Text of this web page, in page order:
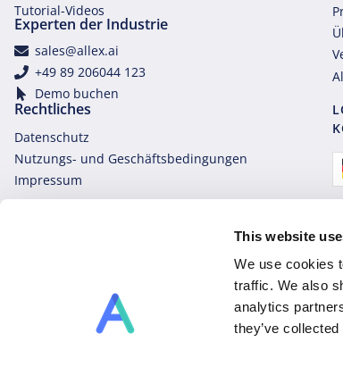
This website
We use cookies
traffic. We also
analytics
they’ve
Tutorial-Videos
Experten der Industrie
sales@allex.ai
+49 89 206044 123
Demo buchen
Rechtliches
Datenschutz
Nutzungs- und Geschäftsbedingungen
Impressum